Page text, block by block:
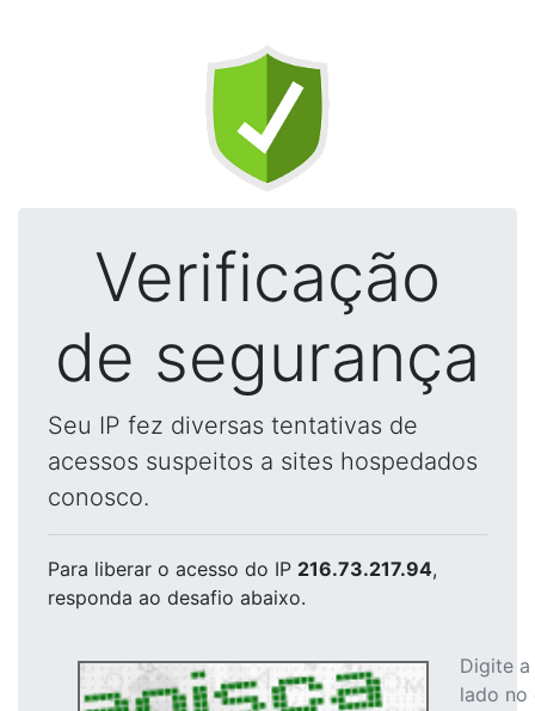
Verificação
de segurança
Seu IP fez diversas tentativas de
acessos suspeitos a sites hospedados
conosco.
Para liberar o acesso do IP 216.73.217.94,
responda ao desafio abaixo.
Digite
lado no